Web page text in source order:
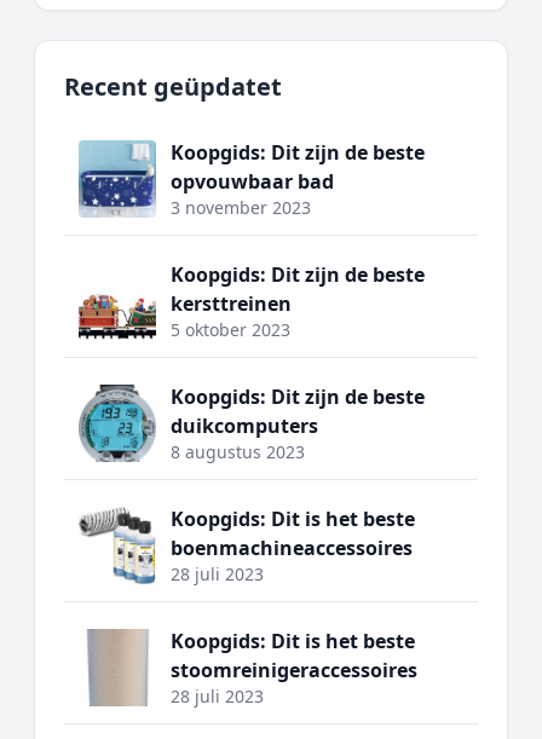
Recent geüpdatet
Koopgids: Dit zijn de beste
opvouwbaar bad
3 november 2023
Koopgids: Dit zijn de beste
kersttreinen
5 oktober 2023
Koopgids: Dit zijn de beste
duikcomputers
8 augustus 2023
Koopgids: Dit is het beste
boenmachineaccessoires
28 juli 2023
Koopgids: Dit is het beste
stoomreinigeraccessoires
28 juli 2023